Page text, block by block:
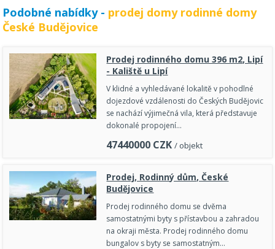
Podobné nabídky - prodej domy rodinné domy
České Budějovice
Prodej rodinného domu 396 m2, Lipí
- Kaliště u Lipí
V klidné a vyhledávané lokalitě v pohodlné
dojezdové vzdálenosti do Českých Budějovic
se nachází výjimečná vila, která představuje
dokonalé propojení…
47440000 CZK / objekt
Prodej, Rodinný dům, České
Budějovice
Prodej rodinného domu se dvěma
samostatnými byty s přístavbou a zahradou
na okraji města. Prodej rodinného domu
bungalov s byty se samostatným…